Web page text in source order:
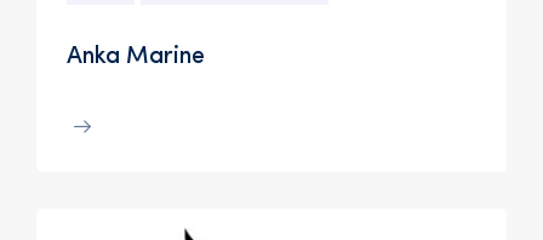
Anka Marine